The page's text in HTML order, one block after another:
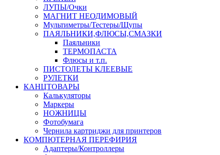
ЛУПЫ/Очки
МАГНИТ НЕОДИМОВЫЙ
Мультиметры/Тестеры/Щупы
ПАЯЛЬНИКИ,ФЛЮСЫ,СМАЗКИ
Паяльники
ТЕРМОПАСТА
Флюсы и т.п.
ПИСТОЛЕТЫ КЛЕЕВЫЕ
РУЛЕТКИ
КАНЦТОВАРЫ
Калькуляторы
Маркеры
НОЖНИЦЫ
Фотобумага
Чернила картриджи для принтеров
КОМПЮТЕРНАЯ ПЕРЕФИРИЯ
Адаптеры/Контроллеры